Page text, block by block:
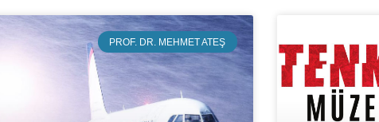
PROF. DR. MEHMET ATEŞ